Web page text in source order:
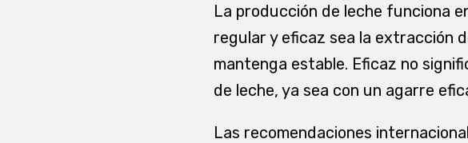
La producción de leche funciona
regular y eficaz sea la extracción
mantenga estable. Eficaz no
de leche, ya sea con un agarre
Las recomendaciones